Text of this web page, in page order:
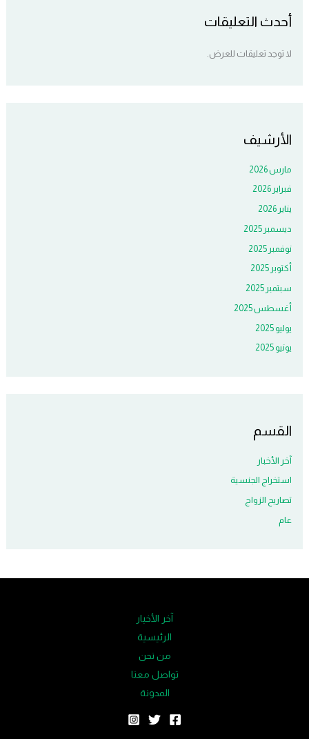
أحدث التعليقات
لا توجد تعليقات للعرض.
الأرشيف
مارس 2026
فبراير 2026
يناير 2026
ديسمبر 2025
نوفمبر 2025
أكتوبر 2025
سبتمبر 2025
أغسطس 2025
يوليو 2025
يونيو 2025
القسم
آخر الأخبار
استخراج الجنسية
تصاريح الزواج
عام
آخر الأخبار
الرئيسية
من نحن
تواصل معنا
المدونة